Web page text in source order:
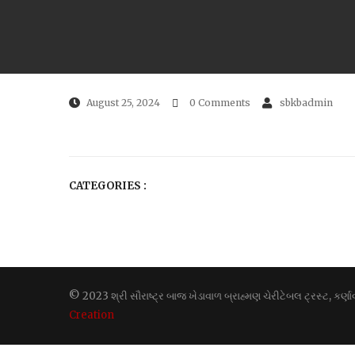
August 25, 2024 0 Comments sbkbadmin
CATEGORIES :
© 2023 શ્રી સૌરાષ્ટ્ર બાજ ખેડાવાળ બ્રાહ્મણ ચેરીટેબલ ટ્રસ્ટ,
Creation